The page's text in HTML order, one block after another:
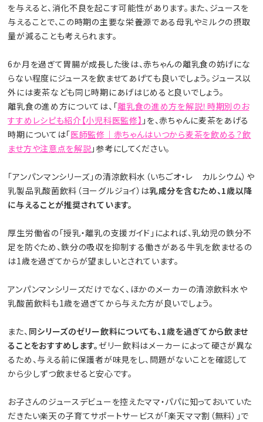
を与えると、消化不良を起こす可能性があります。また、ジュースを
与えることで、この時期の主要な栄養源である母乳やミルクの摂取
量が減ることも考えられます。
6か月を過ぎて胃腸が成長した後は、赤ちゃんの離乳食の妨げにな
らない程度にジュースを飲ませてあげても良いでしょう。ジュース以
外には麦茶なども同じ時期にあげはじめると良いでしょう。
離乳食の進め方については、「離乳食の進め方を解説！時期別のお
すすめレシピも紹介【小児科医監修】 」を、赤ちゃんに麦茶をあげる
時期については「医師監修｜赤ちゃんはいつから麦茶を飲める？飲
ませ方や注意点を解説 」参考にしてください。
「アンパンマンシリーズ」の清涼飲料水（いちごオ・レ カルシウム）や
乳製品乳酸菌飲料（ヨーグルジョイ）は乳成分を含むため、1歳以降
に与えることが推奨されています。
厚生労働省の「授乳・離乳の支援ガイド」によれば、乳幼児の鉄分不
足を防ぐため、鉄分の吸収を抑制する働きがある牛乳を飲ませるの
は1歳を過ぎてからが望ましいとされています。
アンパンマンシリーズだけでなく、ほかのメーカーの清涼飲料水や
乳酸菌飲料も1歳を過ぎてから与えた方が良いでしょう。
また、 同シリーズのゼリー飲料についても、1歳を過ぎてから飲ませ
ることをおすすめします。ゼリー飲料はメーカーによって硬さが異な
るため、与える前に保護者が味見をし、問題がないことを確認して
から少しずつ飲ませると安心です。
お子さんのジュースデビューを控えたママ・パパに知っておいていた
だきたい楽天の子育てサポートサービスが「楽天ママ割（無料）」で